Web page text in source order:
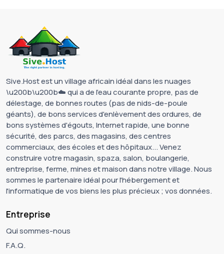
Sive.Host est un village africain idéal dans les nuages
\u200b\u200b☁️ qui a de l'eau courante propre, pas de
délestage, de bonnes routes (pas de nids-de-poule
géants), de bons services d'enlèvement des ordures, de
bons systèmes d'égouts, Internet rapide, une bonne
sécurité, des parcs, des magasins, des centres
commerciaux, des écoles et des hôpitaux... Venez
construire votre magasin, spaza, salon, boulangerie,
entreprise, ferme, mines et maison dans notre village. Nous
sommes le partenaire idéal pour l'hébergement et
l'informatique de vos biens les plus précieux ; vos données.
Entreprise
Qui sommes-nous
F.A.Q.